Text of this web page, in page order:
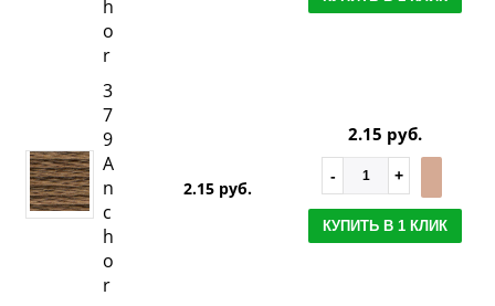
h
o
r
3
7
9
A
n
c
h
o
r
2.15 руб.
2.15 руб.
КУПИТЬ В 1 КЛИК